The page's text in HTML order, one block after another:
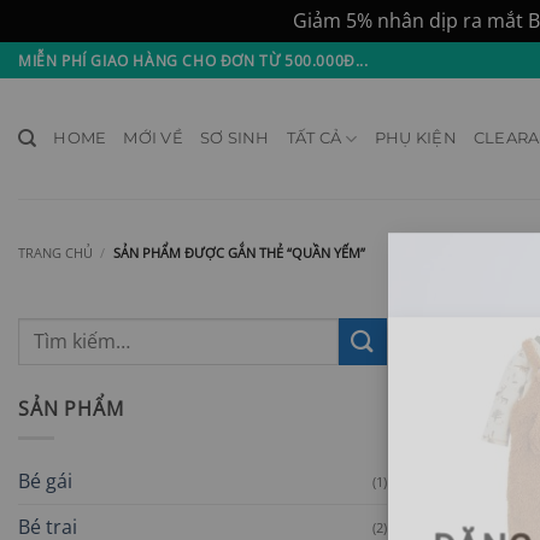
Giảm 5% nhân dịp ra mắt
Bỏ
qua
dung
MIỄN PHÍ GIAO HÀNG CHO ĐƠN TỪ 500.000Đ...
HOME MỚI VỀ SƠ SINH TẤT CẢ PHỤ KIỆN
TRANG CHỦ / SẢN PHẨM ĐƯỢC GẮN THẺ “QUẦN YẾM”
Tìm
SẢN PHẨM
Bé gái (1)
Bé trai (2)